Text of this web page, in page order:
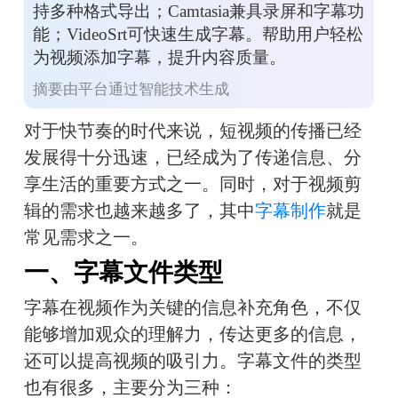
持多种格式导出；Camtasia兼具录屏和字幕功
能；VideoSrt可快速生成字幕。帮助用户轻松
为视频添加字幕，提升内容质量。
摘要由平台通过智能技术生成
对于快节奏的时代来说，短视频的传播已经
发展得十分迅速，已经成为了传递信息、分
享生活的重要方式之一。同时，对于视频剪
辑的需求也越来越多了，其中字幕制作就是
常见需求之一。
一、字幕文件类型
字幕在视频作为关键的信息补充角色，不仅
能够增加观众的理解力，传达更多的信息，
还可以提高视频的吸引力。字幕文件的类型
也有很多，主要分为三种：